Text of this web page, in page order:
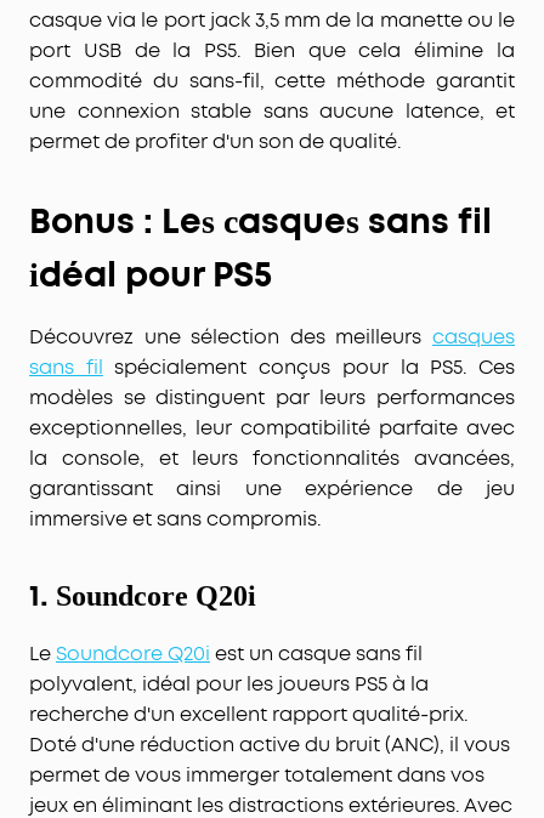
casque via le port jack 3,5 mm de la manette ou le
port USB de la PS5. Bien que cela élimine la
commodité du sans-fil, cette méthode garantit
une connexion stable sans aucune latence, et
permet de profiter d'un son de qualité.
Bonus : Les casques sans fil
idéal pour PS5
Découvrez une sélection des meilleurscasques
sans fil spécialement conçus pour la PS5. Ces
modèles se distinguent par leurs performances
exceptionnelles, leur compatibilité parfaite avec
la console, et leurs fonctionnalités avancées,
garantissant ainsi une expérience de jeu
immersive et sans compromis.
1. Soundcore Q20i
Le Soundcore Q20i est un casque sans fil
polyvalent, idéal pour les joueurs PS5 à la
recherche d'un excellent rapport qualité-prix.
Doté d'une réduction active du bruit (ANC), il vous
permet de vous immerger totalement dans vos
jeux en éliminant les distractions extérieures. Avec